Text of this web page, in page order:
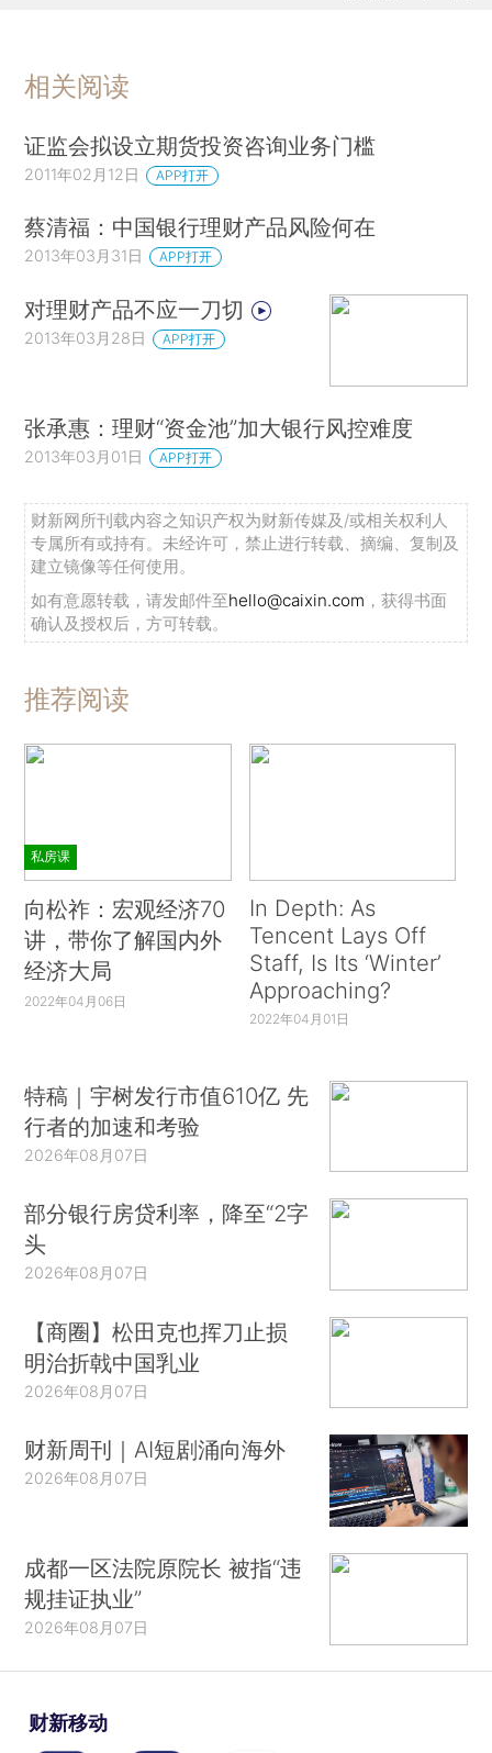
相关阅读
证监会拟设立期货投资咨询业务门槛
2011年02月12日 APP打开
蔡清福：中国银行理财产品风险何在
2013年03月31日 APP打开
对理财产品不应一刀切
2013年03月28日 APP打开
张承惠：理财“资金池”加大银行风控难度
2013年03月01日 APP打开
财新网所刊载内容之知识产权为财新传媒及/或相关权利人
专属所有或持有。未经许可，禁止进行转载、摘编、复制及
建立镜像等任何使用。
如有意愿转载，请发邮件至hello@caixin.com ，获得书面
确认及授权后，方可转载。
推荐阅读
私房课
向松祚：宏观经济70
讲，带你了解国内外
经济大局
2022年04月06日
In Depth: As
Tencent Lays Off
Staff, Is Its ‘Winter’
Approaching?
2022年04月01日
特稿｜宇树发行市值610亿 先
行者的加速和考验
2026年08月07日
部分银行房贷利率，降至“2字
头
2026年08月07日
【商圈】松田克也挥刀止损
明治折戟中国乳业
2026年08月07日
财新周刊｜AI短剧涌向海外
2026年08月07日
成都一区法院原院长 被指“违
规挂证执业”
2026年08月07日
财新移动